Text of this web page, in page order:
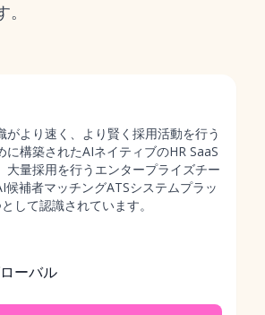
がより速く、より賢く採用活動を行う
に構築されたAIネイティブのHR SaaS
大量採用を行うエンタープライズチー
候補者マッチングATSシステムプラッ
して認識されています。
ーバル